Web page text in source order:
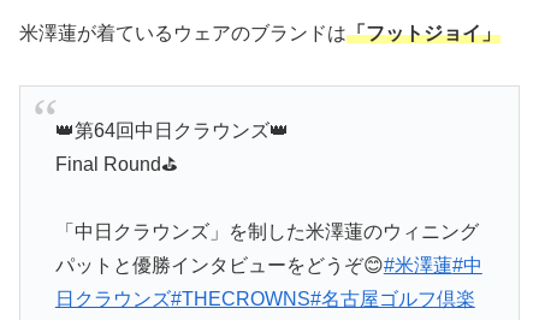
米澤蓮が着ているウェアのブランドは「フットジョイ」
👑第64回中日クラウンズ👑
Final Round⛳️
「中日クラウンズ」を制した米澤蓮のウィニング
パットと優勝インタビューをどうぞ😊#米澤蓮#中
日クラウンズ#THECROWNS#名古屋ゴルフ倶楽